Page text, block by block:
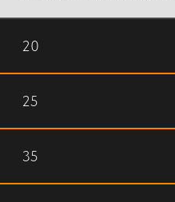
20
25
35